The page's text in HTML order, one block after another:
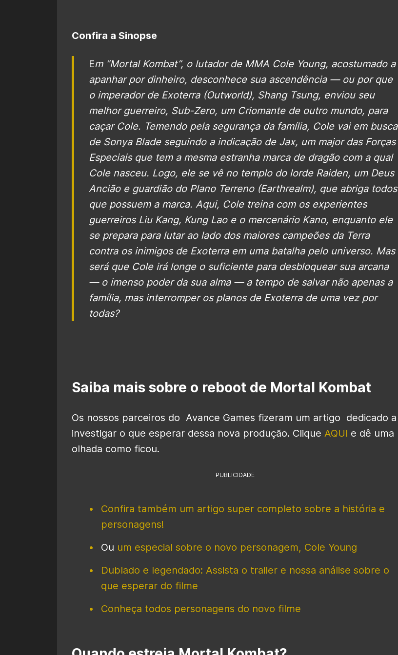
Confira a Sinopse
Em “Mortal Kombat”, o lutador de MMA Cole Young, acostumado a
apanhar por dinheiro, desconhece sua ascendência — ou por que
o imperador de Exoterra (Outworld), Shang Tsung, enviou seu
melhor guerreiro, Sub-Zero, um Criomante de outro mundo, para
caçar Cole. Temendo pela segurança da família, Cole vai em busca
de Sonya Blade seguindo a indicação de Jax, um major das Forças
Especiais que tem a mesma estranha marca de dragão com a qual
Cole nasceu. Logo, ele se vê no templo do lorde Raiden, um Deus
Ancião e guardião do Plano Terreno (Earthrealm), que abriga todos
que possuem a marca. Aqui, Cole treina com os experientes
guerreiros Liu Kang, Kung Lao e o mercenário Kano, enquanto ele
se prepara para lutar ao lado dos maiores campeões da Terra
contra os inimigos de Exoterra em uma batalha pelo universo. Mas
será que Cole irá longe o suficiente para desbloquear sua arcana
— o imenso poder da sua alma — a tempo de salvar não apenas a
família, mas interromper os planos de Exoterra de uma vez por
todas?
Saiba mais sobre o reboot de Mortal Kombat
Os nossos parceiros do Avance Games fizeram um artigo dedicado a
investigar o que esperar dessa nova produção. Clique AQUI e dê uma
olhada como ficou.
PUBLICIDADE
Confira também um artigo super completo sobre a história e
personagens!
Ou um especial sobre o novo personagem, Cole Young
Dublado e legendado: Assista o trailer e nossa análise sobre o
que esperar do filme
Conheça todos personagens do novo filme